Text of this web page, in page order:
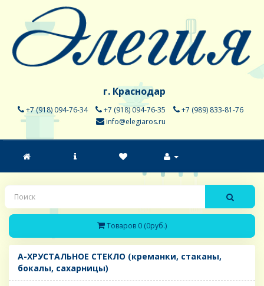
г. Краснодар
+7 (918) 094-76-34 +7 (918) 094-76-35
+7 (989) 833-81-76
info@elegiaros.ru
Товаров 0 (0руб.)
A-ХРУСТАЛЬНОЕ СТЕКЛО (креманки, стаканы,
бокалы, сахарницы)